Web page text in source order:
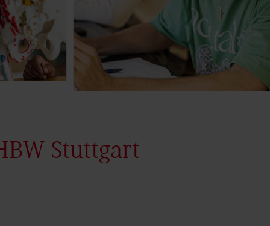
Stuttgart